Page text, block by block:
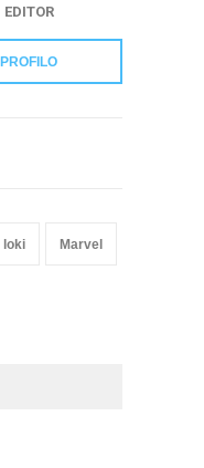
EDITOR
PROFILO
loki Marvel